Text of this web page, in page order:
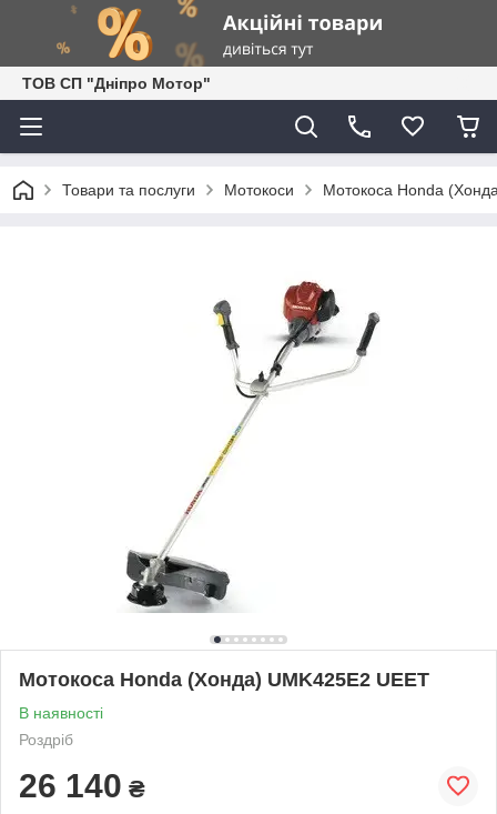
ТОВ СП "Дніпро Мотор"
Товари та послуги Мотокоси Мотокоса Honda
Мотокоса Honda (Хонда) UMK425E2 UEET
В наявності
Роздріб
26 140 ₴